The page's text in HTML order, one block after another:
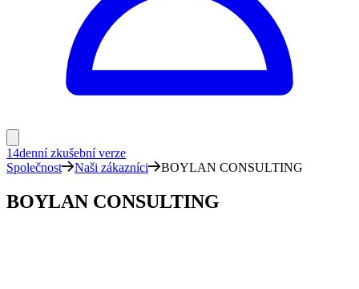
14denní zkušební verze
Společnost
Naši zákazníci BOYLAN CONSULTING
BOYLAN CONSULTING